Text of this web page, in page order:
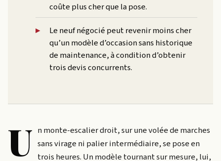
coûte plus cher que la pose.
Le neuf négocié peut revenir moins cher
qu’un modèle d’occasion sans historique
de maintenance, à condition d’obtenir
trois devis concurrents.
U n monte-escalier droit, sur une volée de marches
sans virage ni palier intermédiaire, se pose en
trois heures. Un modèle tournant sur mesure, lui,